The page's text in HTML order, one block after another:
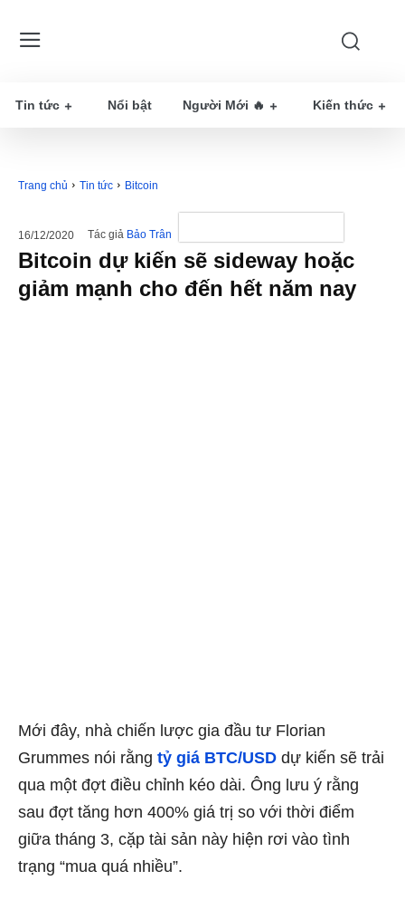
Tin tức Nổi bật Người Mới 🔥 Kiến thức
Trang chủ Tin tức Bitcoin
16/12/2020 Tác giả Bảo Trân
Bitcoin dự kiến sẽ sideway hoặc
giảm mạnh cho đến hết năm nay
Mới đây, nhà chiến lược gia đầu tư Florian
Grummes nói rằng tỷ giá BTC/USD dự kiến ​​sẽ trải
qua một đợt điều chỉnh kéo dài. Ông lưu ý rằng
sau đợt tăng hơn 400% giá trị so với thời điểm
giữa tháng 3, cặp tài sản này hiện rơi vào tình
trạng “mua quá nhiều”.